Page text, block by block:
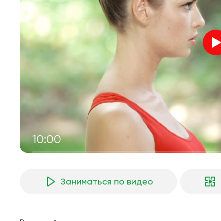
10:00
Заниматься по видео